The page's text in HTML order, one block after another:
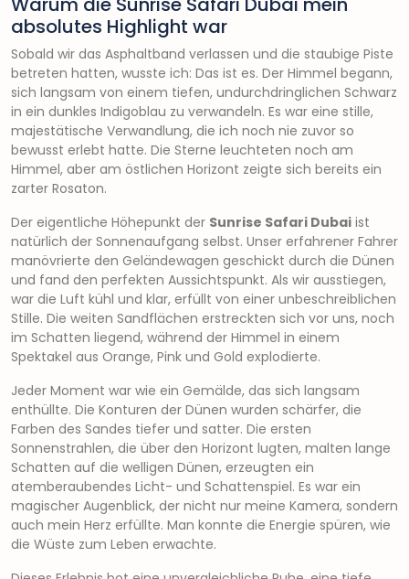
absolutes Highlight war
Sobald wir das Asphaltband verlassen und die staubige Piste
betreten hatten, wusste ich: Das ist es. Der Himmel begann,
sich langsam von einem tiefen, undurchdringlichen Schwarz
in ein dunkles Indigoblau zu verwandeln. Es war eine stille,
majestätische Verwandlung, die ich noch nie zuvor so
bewusst erlebt hatte. Die Sterne leuchteten noch am
Himmel, aber am östlichen Horizont zeigte sich bereits ein
zarter Rosaton.
Der eigentliche Höhepunkt der Sunrise Safari Dubai ist
natürlich der Sonnenaufgang selbst. Unser erfahrener Fahrer
manövrierte den Geländewagen geschickt durch die Dünen
und fand den perfekten Aussichtspunkt. Als wir ausstiegen,
war die Luft kühl und klar, erfüllt von einer unbeschreiblichen
Stille. Die weiten Sandflächen erstreckten sich vor uns, noch
im Schatten liegend, während der Himmel in einem
Spektakel aus Orange, Pink und Gold explodierte.
Jeder Moment war wie ein Gemälde, das sich langsam
enthüllte. Die Konturen der Dünen wurden schärfer, die
Farben des Sandes tiefer und satter. Die ersten
Sonnenstrahlen, die über den Horizont lugten, malten lange
Schatten auf die welligen Dünen, erzeugten ein
atemberaubendes Licht- und Schattenspiel. Es war ein
magischer Augenblick, der nicht nur meine Kamera, sondern
auch mein Herz erfüllte. Man konnte die Energie spüren, wie
die Wüste zum Leben erwachte.